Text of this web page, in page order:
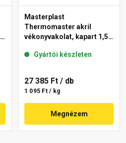
Masterplast
Thermomaster akril
vékonyvakolat, kapart 1,5
Gyártói készleten
27 385 Ft / db
1 095 Ft / kg
Megnézem